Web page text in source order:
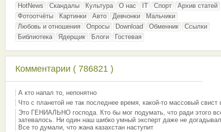
HotNews
Скандалы Культура О нас IT Спорт
Архив статей
Фотоотчёты
Картинки Авто Девчонки
Мальчики
Любовь и отношения
Опросы Download Обменник
Ссылки
Библиотека
Ядерщик Блоги Гостевая
Комментарии ( 786821 )
А кто напал то, непонятно
Что с планетой не так последнее время, какой-то массовый свист
Это ГЕНИАЛЬНО господа. Кто бы мог подумать, что ради этого
затевалось. Ни один наш шибко умный эксперт даже не
Все то думали, что жана казахстан наступит